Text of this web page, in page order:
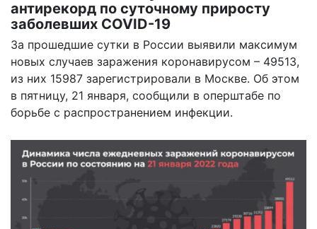
антирекорд по суточному приросту
заболевших COVID-19
За прошедшие сутки в России выявили максимум
новых случаев заражения коронавирусом – 49513,
из них 15987 зарегистрировали в Москве. Об этом
в пятницу, 21 января, сообщили в оперштабе по
борьбе с распространением инфекции.